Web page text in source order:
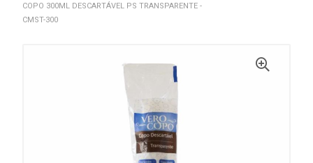
COPO 300ML DESCARTÁVEL PS TRANSPARENTE -
CMST-300